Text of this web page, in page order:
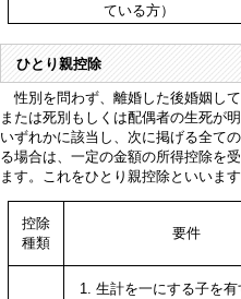
ている方）
ひとり親控除
性別を問わず、離婚した後婚姻し
または死別もしくは配偶者の生死が
いずれかに該当し、次に掲げる全て
る場合は、一定の金額の所得控除を
ます。これをひとり親控除といいます
控除
種類
要件
生計を一にする子を有